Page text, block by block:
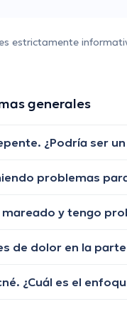
estrictamente
generales
¿Podría ser
¿Cuál es el